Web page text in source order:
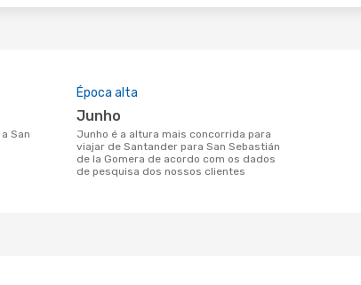
Época alta
junho
junho é a altura mais concorrida para
viajar de Santander para San Sebastián
de la Gomera de acordo com os dados
de pesquisa dos nossos clientes